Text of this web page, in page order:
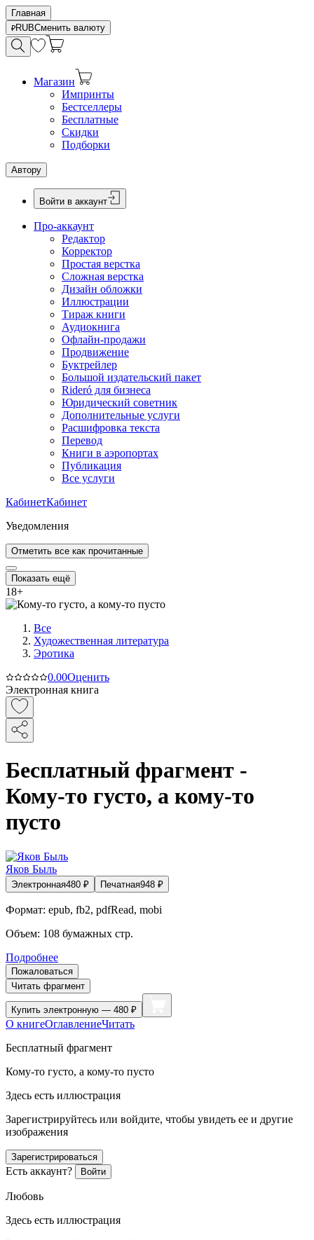
Главная
RUBСменить валюту
Магазин
Импринты
Бестселлеры
Бесплатные
Скидки
Подборки
Автору
Войти в аккаунт
Про-аккаунт
Редактор
Корректор
Простая верстка
Сложная верстка
Дизайн обложки
Иллюстрации
Тираж книги
Аудиокнига
Офлайн-продажи
Продвижение
Буктрейлер
Большой издательский пакет
Rideró для бизнеса
Юридический советник
Дополнительные услуги
Расшифровка текста
Перевод
Книги в аэропортах
Публикация
Все услуги
КабинетКабинет
Уведомления
Отметить все как прочитанные
Показать ещё
18+
Все
Художественная литература
Эротика
0.00Оценить
Электронная книга
Бесплатный фрагмент -
Кому-то густо, а кому-то
пусто
Яков Быль
Электронная480 ₽ Печатная948 ₽
Формат: epub, fb2, pdfRead, mobi
Объем: 108 бумажных стр.
Подробнее
Пожаловаться
Читать фрагмент
Купить электронную — 480 ₽
О книгеОглавлениеЧитать
Бесплатный фрагмент
Кому-то густо, а кому-то пусто
Здесь есть иллюстрация
Зарегистрируйтесь или войдите, чтобы увидеть ее и другие
изображения
Зарегистрироваться
Есть аккаунт? Войти
Любовь
Здесь есть иллюстрация